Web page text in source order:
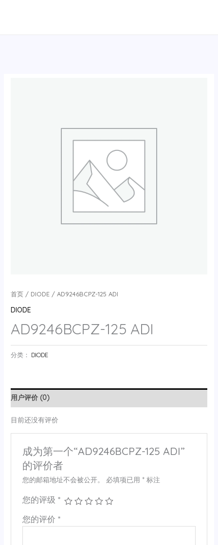
首页/ DIODE/ AD9246BCPZ-125 ADI
DIODE
AD9246BCPZ-125 ADI
分类： DIODE
用户评价 (0)
目前还没有评价
成为第一个“AD9246BCPZ-125 ADI”
的评价者
您的邮箱地址不会被公开。 必填项已用 *标注
您的评级 *
您的评价 *